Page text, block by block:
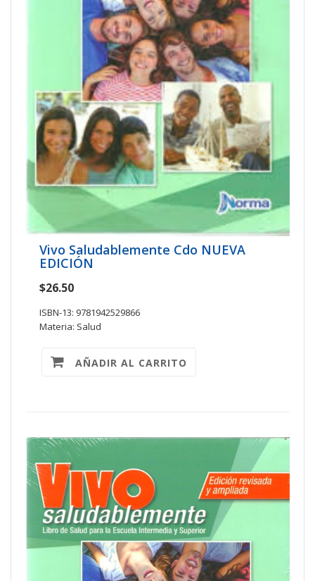
Vivo Saludablemente Cdo NUEVA
EDICIÓN
$26.50
ISBN-13: 9781942529866
Materia: Salud
AÑADIR AL CARRITO